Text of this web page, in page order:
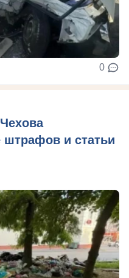
0
штрафов и статьи